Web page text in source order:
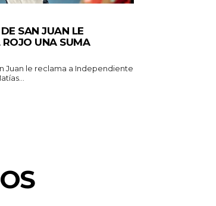
SAN JUAN LE
UNA SUMA
Juan le reclama a Independiente